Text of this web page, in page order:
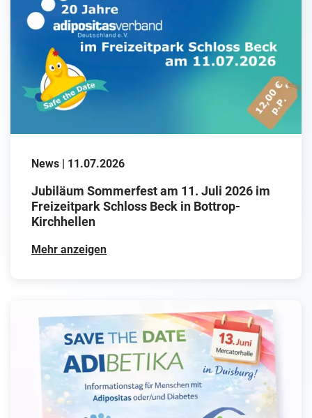
News | 11.07.2026
Jubiläum Sommerfest am 11. Juli 2026 im
Freizeitpark Schloss Beck in Bottrop-
Kirchhellen
Mehr anzeigen